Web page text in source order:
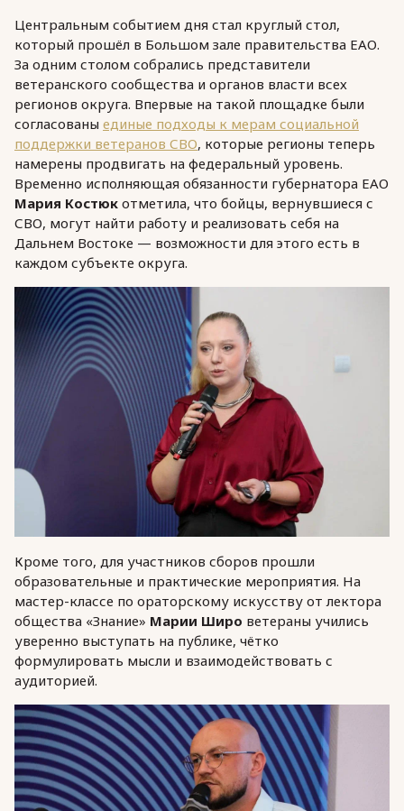
Центральным событием дня стал круглый стол,
который прошёл в Большом зале правительства ЕАО.
За одним столом собрались представители
ветеранского сообщества и органов власти всех
регионов округа. Впервые на такой площадке были
согласованы единые подходы к мерам социальной
поддержки ветеранов СВО, которые регионы теперь
намерены продвигать на федеральный уровень.
Временно исполняющая обязанности губернатора ЕАО
Мария Костюк отметила, что бойцы, вернувшиеся с
СВО, могут найти работу и реализовать себя на
Дальнем Востоке — возможности для этого есть в
каждом субъекте округа.
Кроме того, для участников сборов прошли
образовательные и практические мероприятия. На
мастер-классе по ораторскому искусству от лектора
общества «Знание» Марии Широ ветераны учились
уверенно выступать на публике, чётко
формулировать мысли и взаимодействовать с
аудиторией.